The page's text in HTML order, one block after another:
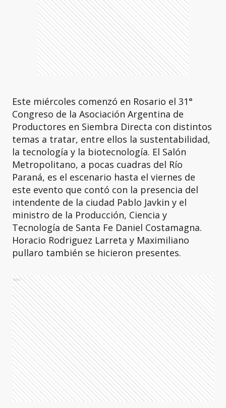
Este miércoles comenzó en Rosario el 31°
Congreso de la Asociación Argentina de
Productores en Siembra Directa con distintos
temas a tratar, entre ellos la sustentabilidad,
la tecnología y la biotecnología. El Salón
Metropolitano, a pocas cuadras del Río
Paraná, es el escenario hasta el viernes de
este evento que contó con la presencia del
intendente de la ciudad Pablo Javkin y el
ministro de la Producción, Ciencia y
Tecnología de Santa Fe Daniel Costamagna.
Horacio Rodriguez Larreta y Maximiliano
pullaro también se hicieron presentes.
Ads